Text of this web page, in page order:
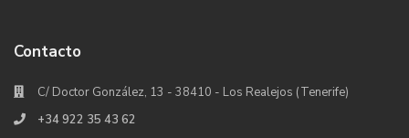
Contacto
C/ Doctor González, 13 - 38410 - Los Realejos (Tenerife)
+34 922 35 43 62